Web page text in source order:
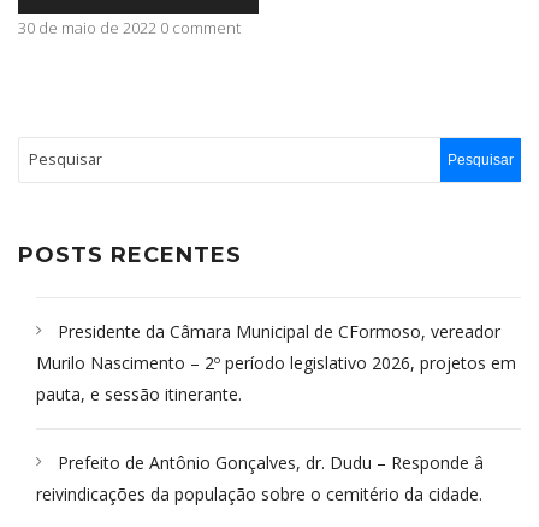
áudio
30 de maio de 2022 0 comment
POSTS RECENTES
Presidente da Câmara Municipal de CFormoso, vereador
Murilo Nascimento – 2º período legislativo 2026, projetos em
pauta, e sessão itinerante.
Prefeito de Antônio Gonçalves, dr. Dudu – Responde â
reivindicações da população sobre o cemitério da cidade.